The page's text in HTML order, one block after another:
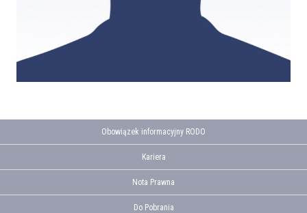
Obowiązek informacyjny RODO
Kariera
Nota Prawna
Do Pobrania